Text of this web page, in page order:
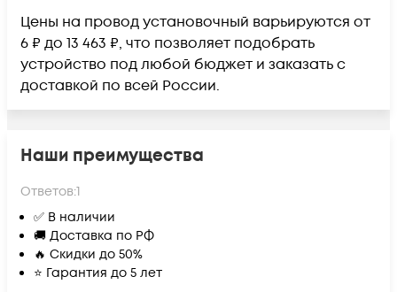
Цены на провод установочный варьируются от
6 ₽ до 13 463 ₽, что позволяет подобрать
устройство под любой бюджет и заказать с
доставкой по всей России.
Наши преимущества
Ответов:1
✅ В наличии
🚚 Доставка по РФ
🔥 Скидки до 50%
⭐ Гарантия до 5 лет